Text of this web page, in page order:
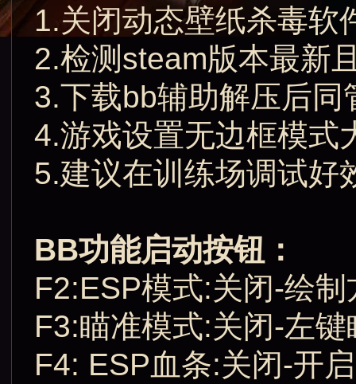
1.关闭动态壁纸杀毒软
2.检测steam版本最新
3.下载bb辅助解压后同
4.游戏设置无边框模式
5.建议在训练场调试好
BB功能启动按钮：
F2:ESP模式:关闭-绘
F3:瞄准模式:关闭-左
F4: ESP血条:关闭-开